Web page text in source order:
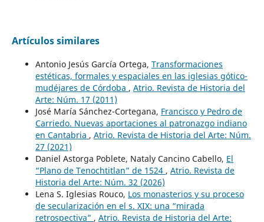
Artículos similares
Antonio Jesús García Ortega, Transformaciones
estéticas, formales y espaciales en las iglesias gótico-
mudéjares de Córdoba , Atrio. Revista de Historia del
Arte: Núm. 17 (2011)
José María Sánchez-Cortegana, Francisco y Pedro de
Carriedo. Nuevas aportaciones al patronazgo indiano
en Cantabria , Atrio. Revista de Historia del Arte: Núm.
27 (2021)
Daniel Astorga Poblete, Nataly Cancino Cabello, El
“Plano de Tenochtitlan” de 1524 , Atrio. Revista de
Historia del Arte: Núm. 32 (2026)
Lena S. Iglesias Rouco, Los monasterios y su proceso
de secularización en el s. XIX: una “mirada
retrospectiva” , Atrio. Revista de Historia del Arte: